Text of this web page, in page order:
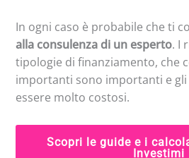
In ogni caso è probabile che ti
alla consulenza di un esperto. I
tipologie di finanziamento, che
importanti sono importanti e
essere molto costosi.
Scopri le guide e i
Investimi